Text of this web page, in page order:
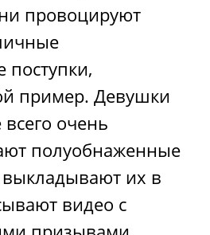
провоцируют
пример. Девушки
очень
полуобнаженные
их в
видео с